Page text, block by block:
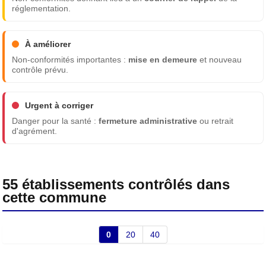
réglementation.
À améliorer
Non-conformités importantes : mise en demeure et nouveau
contrôle prévu.
Urgent à corriger
Danger pour la santé :fermeture administrative ou retrait
d'agrément.
55 établissements contrôlés dans
cette commune
0 20 40